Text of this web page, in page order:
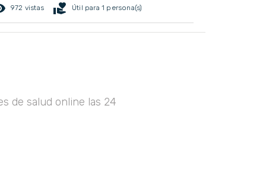
972 vistas volunteer_activism Útil para 1 persona(s)
de salud online las 24